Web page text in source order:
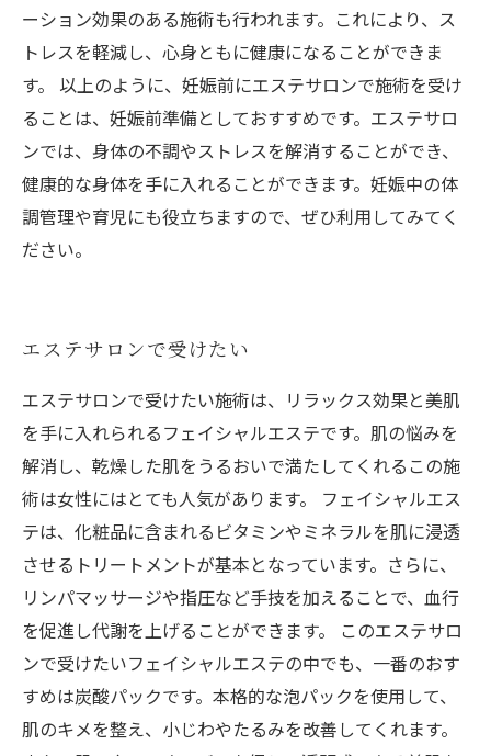
ーション効果のある施術も行われます。これにより、ス
トレスを軽減し、心身ともに健康になることができま
す。 以上のように、妊娠前にエステサロンで施術を受け
ることは、妊娠前準備としておすすめです。エステサロ
ンでは、身体の不調やストレスを解消することができ、
健康的な身体を手に入れることができます。妊娠中の体
調管理や育児にも役立ちますので、ぜひ利用してみてく
ださい。
エステサロンで受けたい
エステサロンで受けたい施術は、リラックス効果と美肌
を手に入れられるフェイシャルエステです。肌の悩みを
解消し、乾燥した肌をうるおいで満たしてくれるこの施
術は女性にはとても人気があります。 フェイシャルエス
テは、化粧品に含まれるビタミンやミネラルを肌に浸透
させるトリートメントが基本となっています。さらに、
リンパマッサージや指圧など手技を加えることで、血行
を促進し代謝を上げることができます。 このエステサロ
ンで受けたいフェイシャルエステの中でも、一番のおす
すめは炭酸パックです。本格的な泡パックを使用して、
肌のキメを整え、小じわやたるみを改善してくれます。